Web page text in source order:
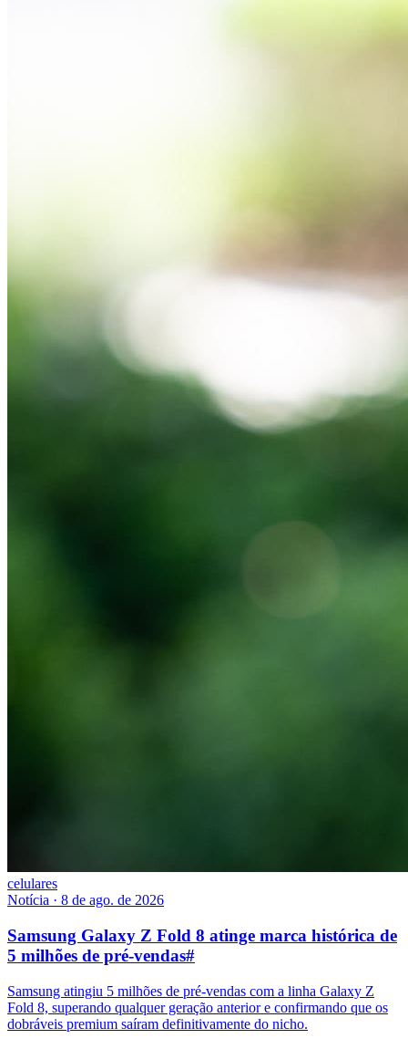
celulares
Notícia · 8 de ago. de 2026
Samsung Galaxy Z Fold 8 atinge marca histórica de
5 milhões de pré-vendas#
Samsung atingiu 5 milhões de pré-vendas com a linha Galaxy Z
Fold 8, superando qualquer geração anterior e confirmando que os
dobráveis premium saíram definitivamente do nicho.